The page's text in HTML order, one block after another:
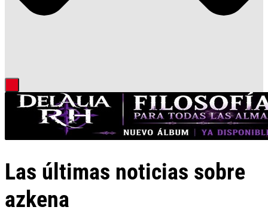
Las últimas noticias sobre
azkena